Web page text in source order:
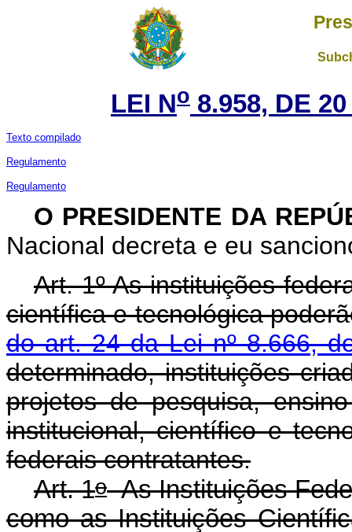
LEI No 8.958, DE
Texto compilado
Regulamento
Regulamento
O PRESIDENTE DA
Nacional decreta e eu
Art. 1º As instituições
científica e tecnológica
do art. 24 da Lei nº 8.666,
determinado, instituições
projetos de pesquisa,
institucional, científico e
federais contratantes.
Art. 1oAs Instituições
como as Instituições